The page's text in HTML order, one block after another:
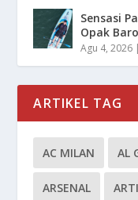
Sensasi
Opak
Agu 4, 2026
ARTIKEL TAG
AC MILAN AL
ARSENAL